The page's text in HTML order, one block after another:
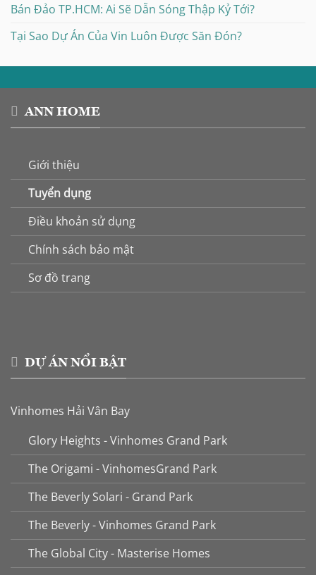
Bán Đảo TP.HCM: Ai Sẽ Dẫn Sóng Thập Kỷ Tới?
Tại Sao Dự Án Của Vin Luôn Được Săn Đón?
ANN HOME
Giới thiệu
Tuyển dụng
Điều khoản sử dụng
Chính sách bảo mật
Sơ đồ trang
DỰ ÁN NỔI BẬT
Vinhomes Hải Vân Bay
Glory Heights - Vinhomes Grand Park
The Origami - VinhomesGrand Park
The Beverly Solari - Grand Park
The Beverly - Vinhomes Grand Park
The Global City - Masterise Homes